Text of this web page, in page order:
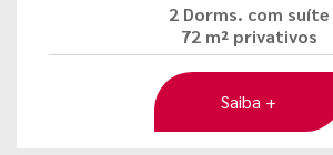
2 Dorms. com suíte
72 m² privativos
Saiba +